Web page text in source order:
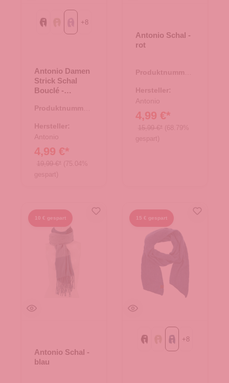
Black Greenlavender
+8
Antonio Damen
Strick Schal
Bouclé -
Produktnummer:
Hersteller:
Antonio
4,99 €*
19,99 €* (75.04%
gespart)
Antonio Schal -
rot
Produktnummer:
Hersteller:
Antonio
4,99 €*
15,99 €* (68.79%
gespart)
10 € gespart
Antonio Schal -
blau
15 € gespart
Black Greenpetrol
+8